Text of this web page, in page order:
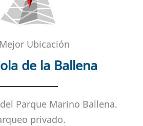
Ubicación
de la Ballena
Parque Marino Ballena.
privado.